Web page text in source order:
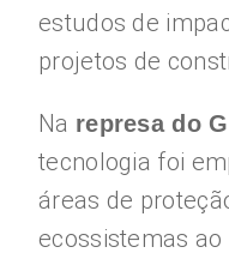
estudos de
projetos de
Na represa do
tecnologia foi
áreas de
ecossistemas ao